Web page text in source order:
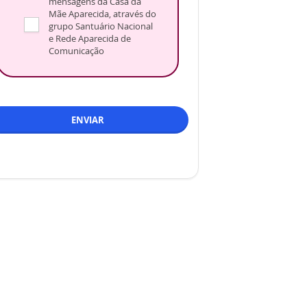
Mãe Aparecida, através do
grupo Santuário Nacional
e Rede Aparecida de
Comunicação
ENVIAR